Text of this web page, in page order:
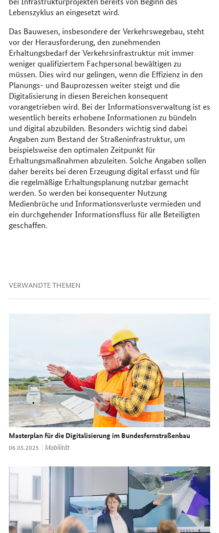
Lebenszyklus an eingesetzt wird.
Das Bauwesen, insbesondere der Verkehrswegebau, steht
vor der Herausforderung, den zunehmenden
Erhaltungsbedarf der Verkehrsinfrastruktur mit immer
weniger qualifiziertem Fachpersonal bewältigen zu
müssen. Dies wird nur gelingen, wenn die Effizienz in den
Planungs- und Bauprozessen weiter steigt und die
Digitalisierung in diesen Bereichen konsequent
vorangetrieben wird. Bei der Informationsverwaltung ist es
wesentlich bereits erhobene Informationen zu bündeln
und digital abzubilden. Besonders wichtig sind dabei
Angaben zum Bestand der Straßeninfrastruktur, um
beispielsweise den optimalen Zeitpunkt für
Erhaltungsmaßnahmen abzuleiten. Solche Angaben sollen
daher bereits bei deren Erzeugung digital erfasst und für
die regelmäßige Erhaltungsplanung nutzbar gemacht
werden. So werden bei konsequenter Nutzung
Medienbrüche und Informationsverluste vermieden und
ein durchgehender Informationsfluss für alle Beteiligten
geschaffen.
VERWANDTE THEMEN
Masterplan für die Digitalisierung im Bundesfernstraßenbau
Datum:
06.05.2025 Thema:
Mobilität